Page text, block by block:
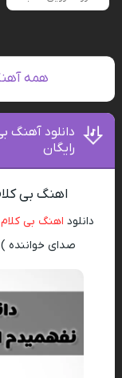
همه
دانلود آهنگ
رایگان
اهنگ بی
دانلود اهنگ بی کلام
صدای خواننده )